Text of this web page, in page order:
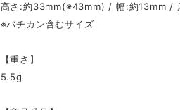
高さ:約33mm(※43mm) / 幅:約13mm /
※バチカン含むサイズ
【重さ】
5.5g